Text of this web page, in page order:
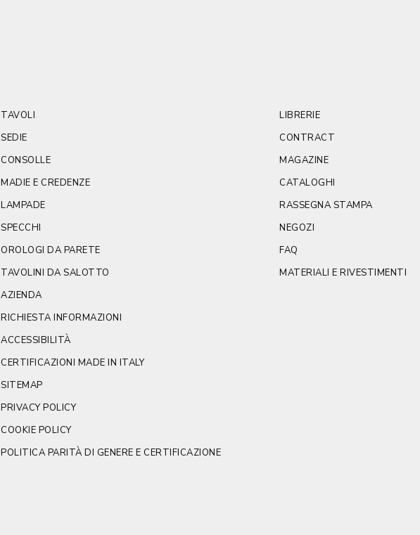
TAVOLI
SEDIE
CONSOLLE
MADIE E CREDENZE
LAMPADE
SPECCHI
OROLOGI DA PARETE
TAVOLINI DA SALOTTO
LIBRERIE
CONTRACT
MAGAZINE
CATALOGHI
RASSEGNA STAMPA
NEGOZI
FAQ
MATERIALI E RIVESTIMENTI
AZIENDA
RICHIESTA INFORMAZIONI
ACCESSIBILITÀ
CERTIFICAZIONI MADE IN ITALY
SITEMAP
PRIVACY POLICY
COOKIE POLICY
POLITICA PARITÀ DI GENERE E CERTIFICAZIONE